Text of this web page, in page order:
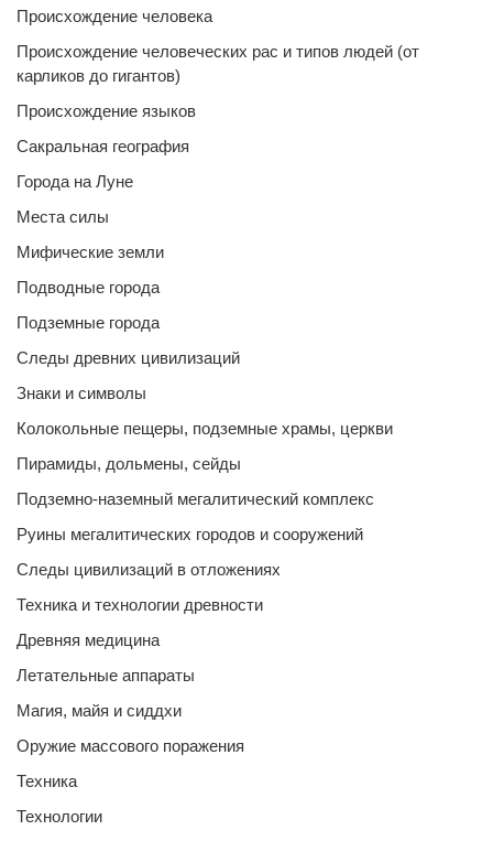
Происхождение человека
Происхождение человеческих рас и типов людей (от
карликов до гигантов)
Происхождение языков
Сакральная география
Города на Луне
Места силы
Мифические земли
Подводные города
Подземные города
Следы древних цивилизаций
Знаки и символы
Колокольные пещеры, подземные храмы, церкви
Пирамиды, дольмены, сейды
Подземно-наземный мегалитический комплекс
Руины мегалитических городов и сооружений
Следы цивилизаций в отложениях
Техника и технологии древности
Древняя медицина
Летательные аппараты
Магия, майя и сиддхи
Оружие массового поражения
Техника
Технологии